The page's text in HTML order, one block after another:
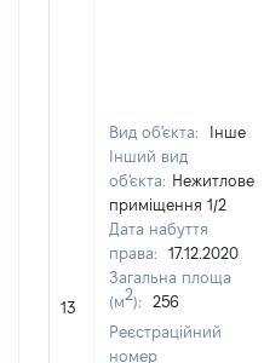
13
Вид об'єкта:
Інше
Інший вид
об'єкта: Нежитлове
приміщення 1/2
Дата набуття
права:
17.12.2020
Загальна площа
(м2):
256
Реєстраційний
номер